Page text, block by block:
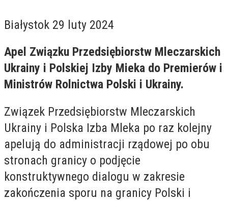
Białystok 29 luty 2024
Apel Związku Przedsiębiorstw Mleczarskich
Ukrainy i Polskiej Izby Mieka do Premierów i
Ministrów Rolnictwa Polski i Ukrainy.
Związek Przedsiębiorstw Mleczarskich
Ukrainy i Polska Izba Mleka po raz kolejny
apelują do administracji rządowej po obu
stronach granicy o podjęcie
konstruktywnego dialogu w zakresie
zakończenia sporu na granicy Polski i